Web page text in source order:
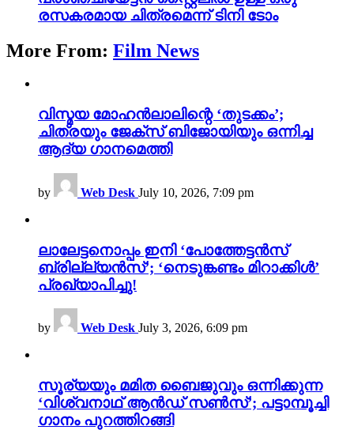
രസകരമായ ചിത്രമെന്ന് ടിനി ടോം
More From: Film News
വിസ്മയ മോഹൻലാലിന്റെ ‘തുടക്കം’;
ചിത്രയും ജേക്സ് ബിജോയിയും ഒന്നിച്ച
ആദ്യ ഗാനമെത്തി
by Web Desk July 10, 2026, 7:09 pm
ലാലേട്ടനൊപ്പം ഇനി ‘പോത്തേട്ടൻസ്
ബ്രില്ല്യൻസ്’; ‘നെടുങ്കണ്ടം മിറാക്കിൾ’
പ്രഖ്യാപിച്ചു!
by Web Desk July 3, 2026, 6:09 pm
സൂര്യയും മമിത ബൈജുവും ഒന്നിക്കുന്ന
‘വിശ്വനാഥ് ആൻഡ് സൺസ്’; പട്ടാമ്പൂച്ചി
ഗാനം പുറത്തിറങ്ങി